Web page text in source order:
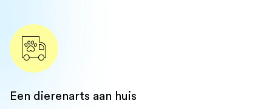
Een dierenarts aan huis